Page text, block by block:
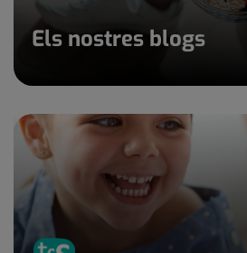
Els nostres blogs